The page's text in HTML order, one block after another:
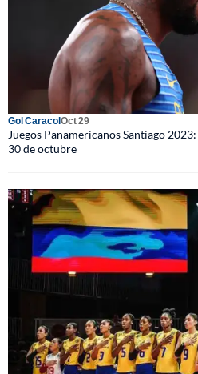
Gol CaracolOct 29
Juegos Panamericanos Santiago
30 de octubre